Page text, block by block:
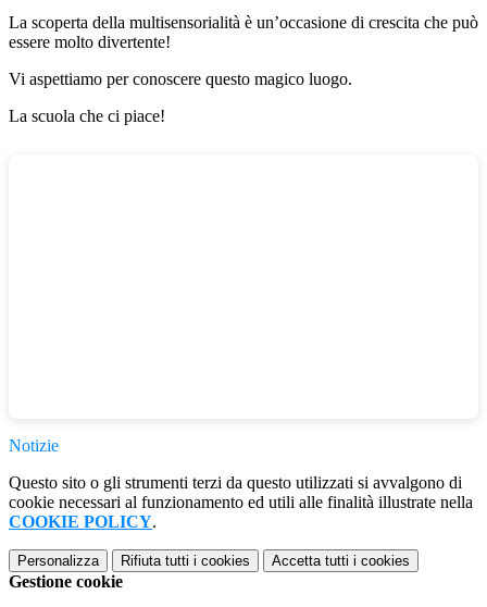
La scoperta della multisensorialità è un’occasione di crescita che può
essere molto divertente!
Vi aspettiamo per conoscere questo magico luogo.
La scuola che ci piace!
Notizie
Questo sito o gli strumenti terzi da questo utilizzati si avvalgono di
cookie necessari al funzionamento ed utili alle finalità illustrate nella
COOKIE POLICY.
Personalizza Rifiuta tutti i cookies Accetta tutti i cookies
Gestione cookie